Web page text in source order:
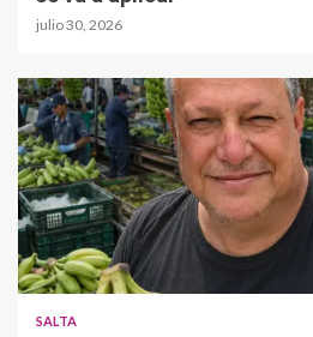
julio 30, 2026
SALTA